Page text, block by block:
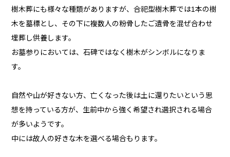
樹木葬にも様々な種類がありますが、合祀型樹木葬では1本の樹
木を墓標とし、その下に複数人の粉骨したご遺骨を混ぜ合わせ
埋葬し供養します。
お墓参りにおいては、石碑ではなく樹木がシンボルになりま
す。
自然や山が好きない方、亡くなった後は土に還りたいという思
想を持っている方が、生前中から強く希望され選択される場合
が多いようです。
中には故人の好きな木を選べる場合もります。